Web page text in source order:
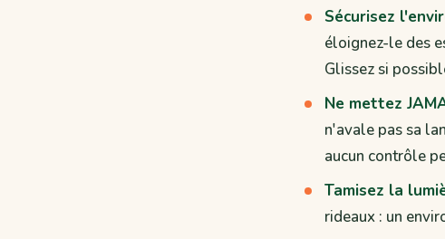
Sécurisez
éloignez-le des
Glissez si
Ne mettez
n'avale pas sa
aucun contrôle
Tamisez la
rideaux : un